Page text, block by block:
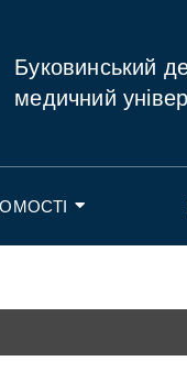
Буковинський
медичний